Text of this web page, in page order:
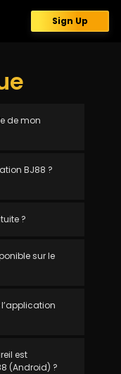
Sign Up
de mon
BJ88 ?
?
sur le
est
(Android) ?